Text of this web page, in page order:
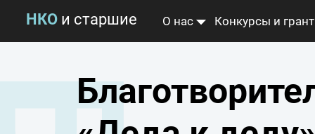
НКОи старшие
О нас
Новости
Конкурсы и